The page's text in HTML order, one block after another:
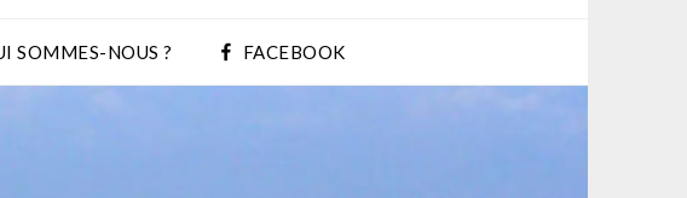
SOMMES-NOUS ? FACEBOOK